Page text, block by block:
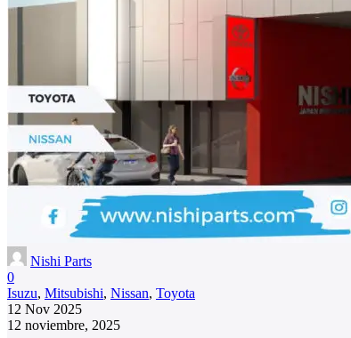
Nishi Parts
0
Isuzu, Mitsubishi, Nissan, Toyota
12 Nov 2025
12 noviembre, 2025